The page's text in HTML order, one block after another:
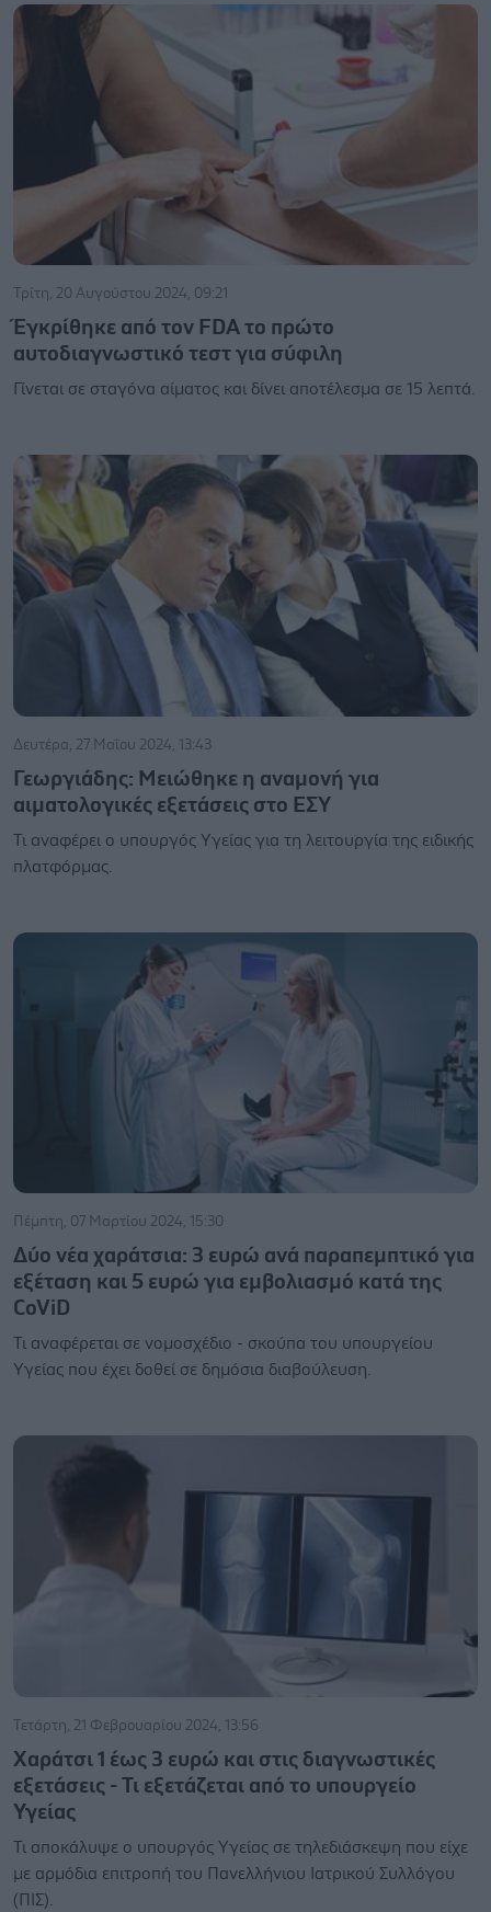
Τρίτη, 20 Αυγούστου 2024, 09:21
Έγκρίθηκε από τον FDA το πρώτο
αυτοδιαγνωστικό τεστ για σύφιλη
Γίνεται σε σταγόνα αίματος και δίνει αποτέλεσμα σε 15 λεπτά.
Δευτέρα, 27 Μαΐου 2024, 13:43
Γεωργιάδης: Μειώθηκε η αναμονή για
αιματολογικές εξετάσεις στο ΕΣΥ
Τι αναφέρει ο υπουργός Υγείας για τη λειτουργία της ειδικής
πλατφόρμας.
Πέμπτη, 07 Μαρτίου 2024, 15:30
Δύο νέα χαράτσια: 3 ευρώ ανά παραπεμπτικό για
εξέταση και 5 ευρώ για εμβολιασμό κατά της
CoViD
Τι αναφέρεται σε νομοσχέδιο - σκούπα του υπουργείου
Υγείας που έχει δοθεί σε δημόσια διαβούλευση.
Τετάρτη, 21 Φεβρουαρίου 2024, 13:56
Χαράτσι 1 έως 3 ευρώ και στις διαγνωστικές
εξετάσεις - Τι εξετάζεται από το υπουργείο
Υγείας
Τι αποκάλυψε ο υπουργός Υγείας σε τηλεδιάσκεψη που είχε
με αρμόδια επιτροπή του Πανελλήνιου Ιατρικού Συλλόγου
(ΠΙΣ).